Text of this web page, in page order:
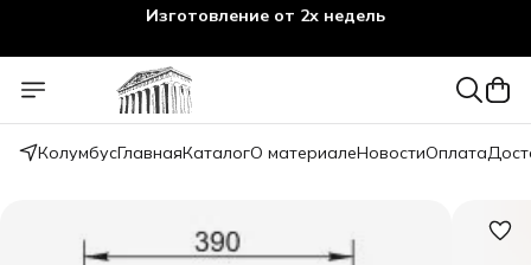
Изготовление от 2х недель
КолумбусГлавнаяКаталогО материалеНовостиОплата